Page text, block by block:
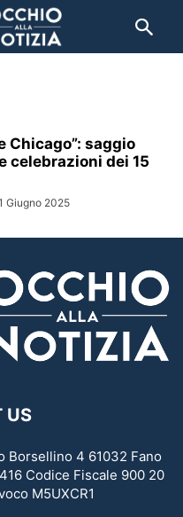
Chicago”: saggio
celebrazioni dei 15
Giugno 2025
US
Borsellino 4 61032 Fano
Codice Fiscale 900 20
M5UXCR1